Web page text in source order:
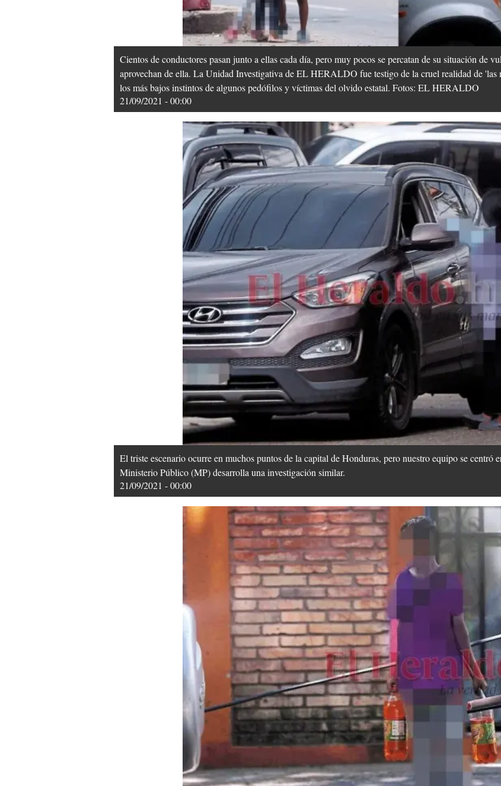
Cientos de conductores pasan junto a ellas cada día, pero muy pocos se percatan de su situación de
aprovechan de ella. La Unidad Investigativa de EL HERALDO fue testigo de la cruel realidad de 'las
los más bajos instintos de algunos pedófilos y víctimas del olvido estatal. Fotos: EL HERALDO
21/09/2021 - 00:00
El triste escenario ocurre en muchos puntos de la capital de Honduras, pero nuestro equipo se centró
Ministerio Público (MP) desarrolla una investigación similar.
21/09/2021 - 00:00